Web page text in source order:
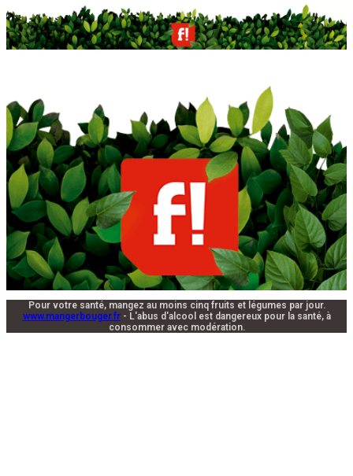
Pour votre santé, mangez au moins cinq fruits et légumes par jour.
www.mangerbouger.fr- L'abus d'alcool est dangereux pour la santé, à
consommer avec modération.